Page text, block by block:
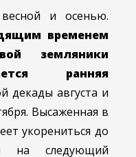
и осенью.
временем
земляники
ранняя
декады августа и
Высаженная в
укорениться до
на следующий